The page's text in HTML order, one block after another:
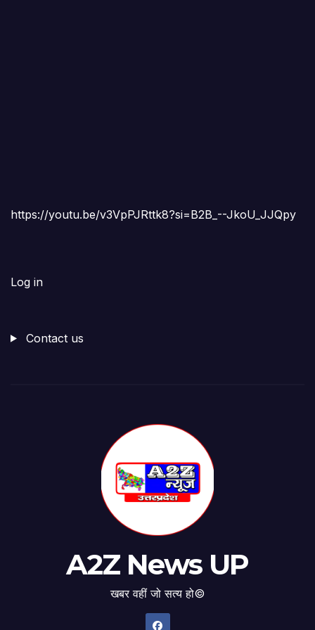
https://youtu.be/v3VpPJRttk8?si=B2B_--JkoU_JJQpy
Log in
Contact us
A2Z News UP
खबर वहीं जो सत्य हो©